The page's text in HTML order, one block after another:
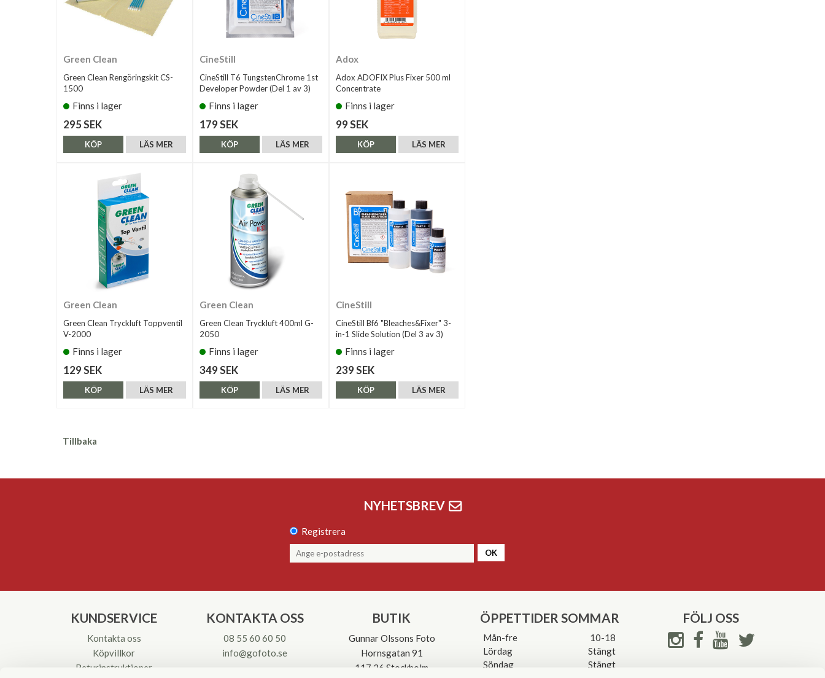
Green Clean
Green Clean Rengöringskit CS-
1500
Finns i lager
295 SEK
LÄS MER
KÖP
CineStill
CineStill T6 TungstenChrome 1st
Developer Powder (Del 1 av 3)
Finns i lager
179 SEK
LÄS MER
KÖP
Adox
Adox ADOFIX Plus Fixer 500 ml
Concentrate
Finns i lager
99 SEK
LÄS MER
KÖP
Green Clean
Green Clean Tryckluft Toppventil
V-2000
Finns i lager
129 SEK
LÄS MER
KÖP
Green Clean
Green Clean Tryckluft 400ml G-
2050
Finns i lager
349 SEK
LÄS MER
KÖP
CineStill
CineStill Bf6 "Bleaches&Fixer" 3-
in-1 Slide Solution (Del 3 av 3)
Finns i lager
239 SEK
LÄS MER
KÖP
Tillbaka
NYHETSBREV
Registrera
OK
KUNDSERVICE
Kontakta oss
Köpvillkor
Returinstruktioner
KONTAKTA OSS
08 55 60 60 50
info@gofoto.se
BUTIK
Gunnar Olssons Foto
Hornsgatan 91
117 26 Stockholm
ÖPPETTIDER SOMMAR
Mån-fre
10-18
Lördag
Stängt
Söndag
Stängt
FÖLJ OSS